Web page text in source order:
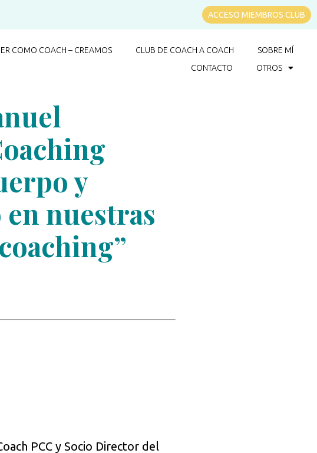
ACCESO MIEMBROS CLUB
COMO COACH – CREAMOS CLUB DE COACH A COACH
SOBRE MÍ
CONTACTO
OTROS
y
nuestras
PCC y Socio Director del